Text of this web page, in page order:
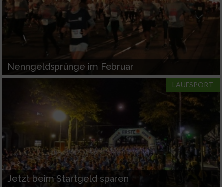
Nenngeldsprünge im Februar
LAUFSPORT
Jetzt beim Startgeld sparen